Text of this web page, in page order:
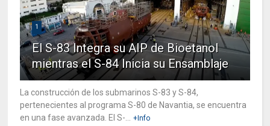
1
El S-83 Integra su AIP de Bioetanol
mientras el S-84 Inicia su Ensamblaje
La construcción de los submarinos S-83 y S-84,
pertenecientes al programa S-80 de Navantia, se encuentra
en una fase avanzada. El S-... +Info